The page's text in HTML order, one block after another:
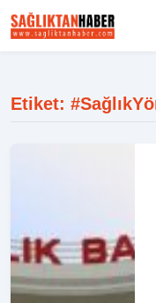
Etiket: